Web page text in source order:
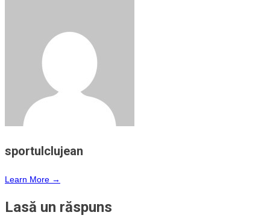
sportulclujean
Learn More →
Lasă un răspuns